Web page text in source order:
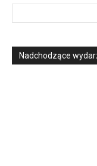
Nadchodzące